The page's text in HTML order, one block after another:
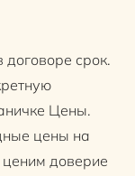
срок.
Цены.
цены на
ценим доверие